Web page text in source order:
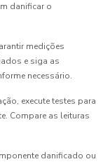
danificar o
medições
e siga as
necessário.
execute testes para
Compare as leituras
danificado ou